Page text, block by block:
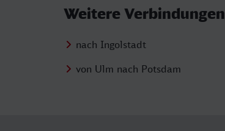
Weitere Verbindungen
nach Ingolstadt
von Ulm nach Potsdam